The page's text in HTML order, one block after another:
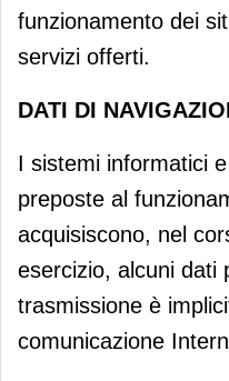
funzionamento dei
servizi offerti.
DATI DI
I sistemi informatici
preposte al
acquisiscono, nel
esercizio, alcuni dati
trasmissione è
comunicazione